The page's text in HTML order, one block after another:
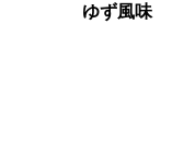
ゆず風味